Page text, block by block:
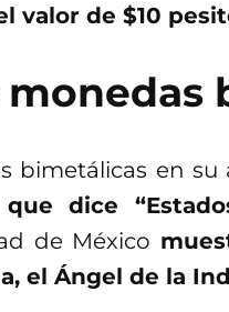
valor de $10
monedas
bimetálicas en su
dice
de México
el Ángel de la